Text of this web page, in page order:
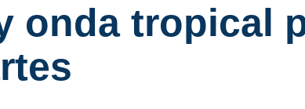
onda tropical